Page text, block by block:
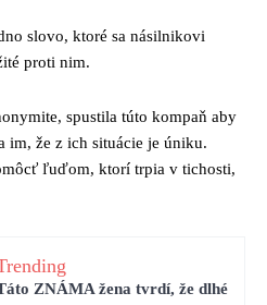
slovo, ktoré sa násilnikovi
proti nim.
spustila túto kompaň aby
im, že z ich situácie je úniku.
ľuďom, ktorí trpia v tichosti,
ZNÁMA žena tvrdí, že dlhé